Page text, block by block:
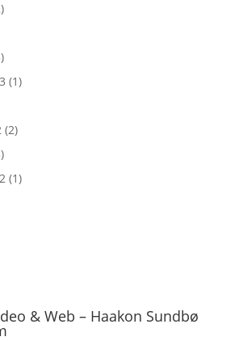
(1)
(2)
(1)
& Web – Haakon Sundbø